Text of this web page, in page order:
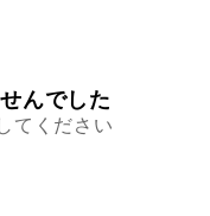
んでした
てください